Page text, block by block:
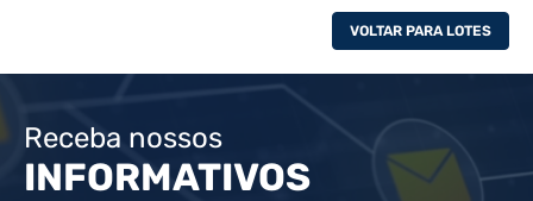
VOLTAR PARA LOTES
Receba nossos
INFORMATIVOS